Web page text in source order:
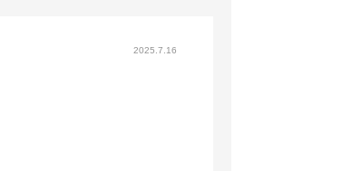
2025.7.16